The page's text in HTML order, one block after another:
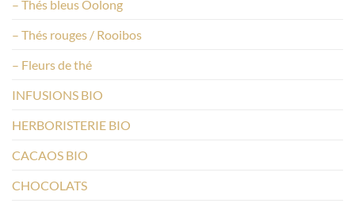
– Thés bleus Oolong
– Thés rouges / Rooibos
– Fleurs de thé
INFUSIONS BIO
HERBORISTERIE BIO
CACAOS BIO
CHOCOLATS